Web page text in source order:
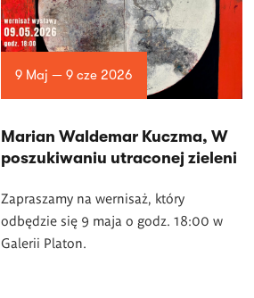
9 Maj — 9 cze 2026
Marian Waldemar Kuczma, W
poszukiwaniu utraconej zieleni
Zapraszamy na wernisaż, który
odbędzie się 9 maja o godz. 18:00 w
Galerii Platon.